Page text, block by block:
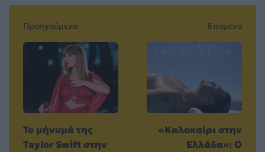
Προηγούμενο
Το μήνυμά της
Taylor Swift στην
Επόμενο
«Καλοκαίρι στην
Eλλάδα»: Ο